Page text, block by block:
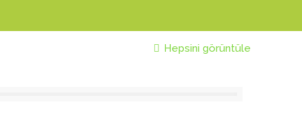
Hepsini görüntüle